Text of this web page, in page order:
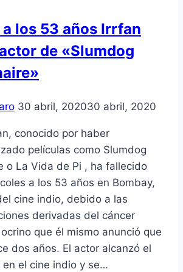
a los 53 años Irrfan
de «Slumdog
30 abril, 202030 abril, 2020
conocido por haber
películas como Slumdog
o La Vida de Pi , ha fallecido
a los 53 años en Bombay,
cine indio, debido a las
derivadas del cáncer
que él mismo anunció que
dos años. El actor alcanzó el
en el cine indio y se…